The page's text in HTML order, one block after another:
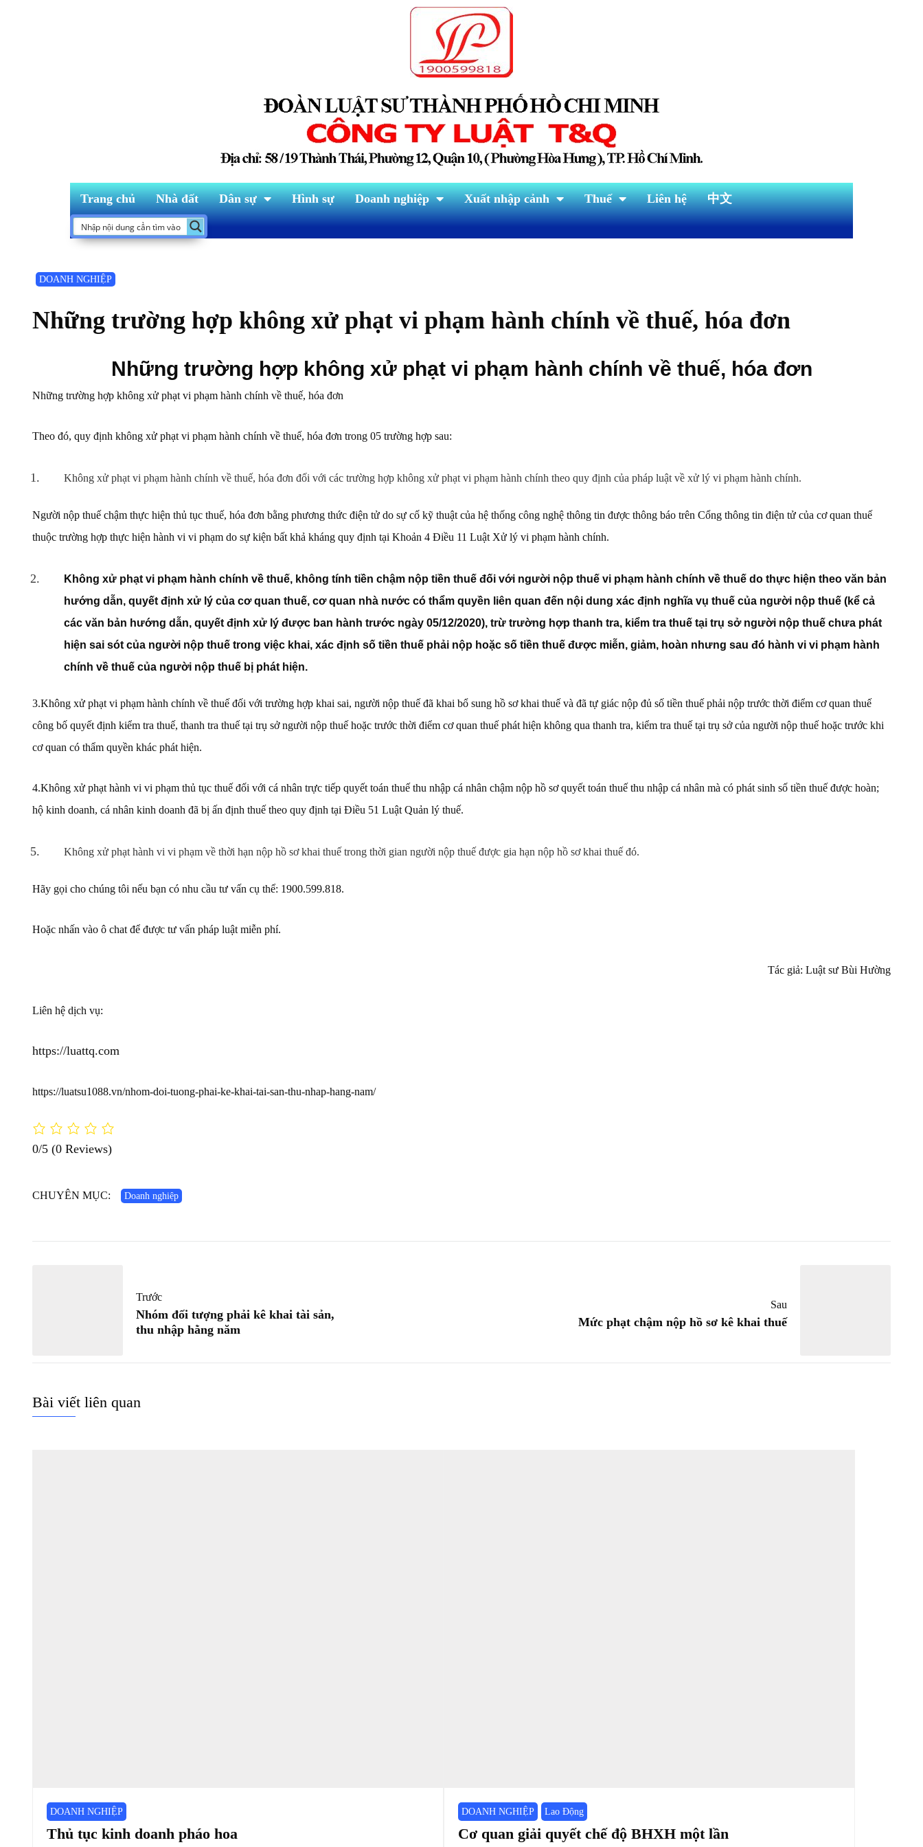
Trang chủ Nhà đất Dân sự Hình sự Doanh nghiệp Xuất nhập cảnh Thuế Liên hệ 中文
DOANH NGHIỆP
Những trường hợp không xử phạt vi phạm hành chính về thuế, hóa đơn
Những trường hợp không xử phạt vi phạm hành chính về thuế, hóa đơn
Những trường hợp không xử phạt vi phạm hành chính về thuế, hóa đơn
Theo đó, quy định không xử phạt vi phạm hành chính về thuế, hóa đơn trong 05 trường hợp sau:
Không xử phạt vi phạm hành chính về thuế, hóa đơn đối với các trường hợp không xử phạt vi phạm hành chính theo quy định của pháp luật về xử lý vi phạm hành chính.
Người nộp thuế chậm thực hiện thủ tục thuế, hóa đơn bằng phương thức điện tử do sự cố kỹ thuật của hệ thống công nghệ thông tin được thông báo trên Cổng thông tin điện tử của cơ quan thuế
thuộc trường hợp thực hiện hành vi vi phạm do sự kiện bất khả kháng quy định tại Khoản 4 Điều 11 Luật Xử lý vi phạm hành chính.
Không xử phạt vi phạm hành chính về thuế, không tính tiền chậm nộp tiền thuế đối với người nộp thuế vi phạm hành chính về thuế do thực hiện theo văn bản
hướng dẫn, quyết định xử lý của cơ quan thuế, cơ quan nhà nước có thẩm quyền liên quan đến nội dung xác định nghĩa vụ thuế của người nộp thuế (kể cả
các văn bản hướng dẫn, quyết định xử lý được ban hành trước ngày 05/12/2020), trừ trường hợp thanh tra, kiểm tra thuế tại trụ sở người nộp thuế chưa phát
hiện sai sót của người nộp thuế trong việc khai, xác định số tiền thuế phải nộp hoặc số tiền thuế được miễn, giảm, hoàn nhưng sau đó hành vi vi phạm hành
chính về thuế của người nộp thuế bị phát hiện.
3.Không xử phạt vi phạm hành chính về thuế đối với trường hợp khai sai, người nộp thuế đã khai bổ sung hồ sơ khai thuế và đã tự giác nộp đủ số tiền thuế phải nộp trước thời điểm cơ quan thuế
công bố quyết định kiểm tra thuế, thanh tra thuế tại trụ sở người nộp thuế hoặc trước thời điểm cơ quan thuế phát hiện không qua thanh tra, kiểm tra thuế tại trụ sở của người nộp thuế hoặc trước khi
cơ quan có thẩm quyền khác phát hiện.
4.Không xử phạt hành vi vi phạm thủ tục thuế đối với cá nhân trực tiếp quyết toán thuế thu nhập cá nhân chậm nộp hồ sơ quyết toán thuế thu nhập cá nhân mà có phát sinh số tiền thuế được hoàn;
hộ kinh doanh, cá nhân kinh doanh đã bị ấn định thuế theo quy định tại Điều 51 Luật Quản lý thuế.
Không xử phạt hành vi vi phạm về thời hạn nộp hồ sơ khai thuế trong thời gian người nộp thuế được gia hạn nộp hồ sơ khai thuế đó.
Hãy gọi cho chúng tôi nếu bạn có nhu cầu tư vấn cụ thể: 1900.599.818.
Hoặc nhấn vào ô chat để được tư vấn pháp luật miễn phí.
Tác giả: Luật sư Bùi Hường
Liên hệ dịch vụ:
https://luattq.com
https://luatsu1088.vn/nhom-doi-tuong-phai-ke-khai-tai-san-thu-nhap-hang-nam/
0/5 (0 Reviews)
CHUYÊN MỤC: Doanh nghiệp
Trước
Nhóm đối tượng phải kê khai tài sản,
thu nhập hằng năm
Sau
Mức phạt chậm nộp hồ sơ kê khai thuế
Bài viết liên quan
DOANH NGHIỆP
Thủ tục kinh doanh pháo hoa
DOANH NGHIỆP Lao Động
Cơ quan giải quyết chế độ BHXH một lần